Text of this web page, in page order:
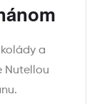
a
Nutellou